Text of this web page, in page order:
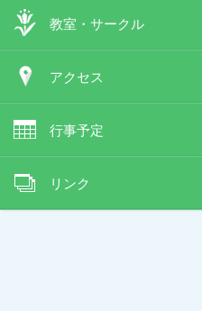
教室・サークル
アクセス
行事予定
リンク